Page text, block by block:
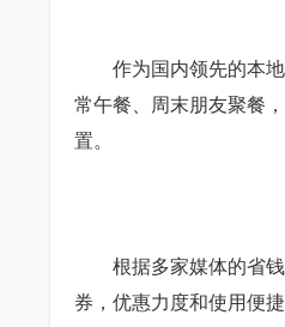
作为国内领先的本地
常午餐、周末朋友聚餐
置。
根据多家媒体的省钱
券，优惠力度和使用便